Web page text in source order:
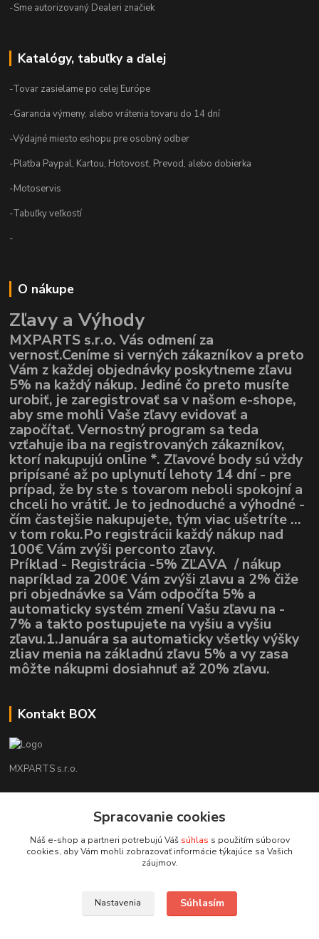
-Sme autorizovaný Dealeri značiek
Katalógy, tabuľky a ďalej
-Tovar zasielame po celej Európe
-Garancia výmeny, alebo vrátenia tovaru do 14 dní
-Výdajné miesto eshopu pre osobný odber
-Platba Paypal, Kartou, Hotovosť, Prevod, alebo dobierka
-Motoservis
-Tabuľky veľkostí
-
O nákupe
Zľavy a Výhody
MXPARTS s.r.o. Vás odmení za
vernosť.Ceníme si verných zákazníkov a preto
Vám z každej objednávky poskytneme zľavu
5% na každý nákup. Jediné čo preto musíte
urobiť, je zaregistrovať sa v našom e-shope,
aby sme mohli Vaše zľavy evidovať a
započítať. Vernostný program sa teda
vzťahuje iba na registrovaných zákazníkov,
ktorí nakupujú online *. Zľavové body sú vždy
pripísané až po uplynutí lehoty 14 dní - pre
prípad, že by ste s tovarom neboli spokojní a
chceli ho vrátiť. Je to jednoduché a výhodné -
čím častejšie nakupujete, tým viac ušetríte ...
v tom roku.Po registrácii každý nákup nad
100€ Vám zvýši perconto zľavy.
Príklad - Registrácia -5% ZĽAVA / nákup
napríklad za 200€ Vám zvýši zlavu a 2% čiže
pri objednávke sa Vám odpočíta 5% a
automaticky systém zmení Vašu zľavu na -
7% a takto postupujete na vyšiu a vyšiu
zľavu.1.Januára sa automaticky všetky výšky
zliav menia na základnú zľavu 5% a vy zasa
môžte nákupmi dosiahnuť až 20% zľavu.
Kontakt BOX
MXPARTS s.r.o.
+421948260186
motokrossk@gmail.com
Spracovanie cookies
Náš e-shop a partneri potrebujú Váš súhlas s použitím súborov
cookies, aby Vám mohli zobrazovať informácie týkajúce sa Vašich
záujmov.
Nastavenia Súhlasím